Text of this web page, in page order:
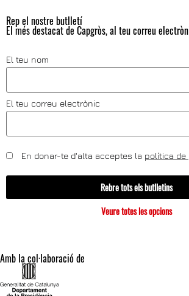
Rep el nostre butlletí
El més destacat de Capgròs, al teu correu
El teu nom
El teu correu electrònic
En donar-te d'alta acceptes la política de
Rebre tots els butlletins
Veure totes les opcions
Amb la col·laboració de